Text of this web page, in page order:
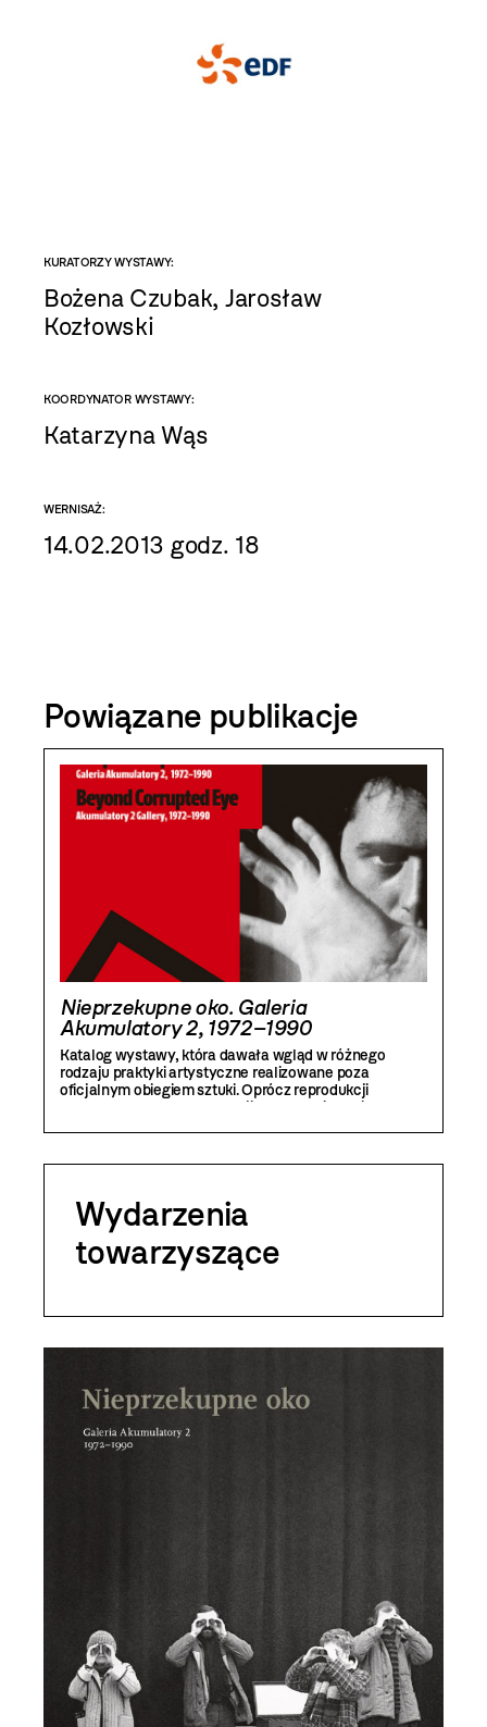
KURATORZY WYSTAWY:
Bożena Czubak, Jarosław
Kozłowski
KOORDYNATOR WYSTAWY:
Katarzyna Wąs
WERNISAŻ:
14.02.2013 godz. 18
Powiązane publikacje
Nieprzekupne oko. Galeria
Akumulatory 2, 1972–1990
Katalog wystawy, która dawała wgląd w różnego
rodzaju praktyki artystyczne realizowane poza
oficjalnym obiegiem sztuki. Oprócz reprodukcji
wybranych prac z ekspozycji znalazły się w nim tekst
2.
Wydarzenia
towarzyszące